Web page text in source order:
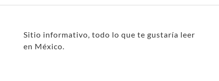
Sitio informativo, todo lo que te gustaría leer
en México.